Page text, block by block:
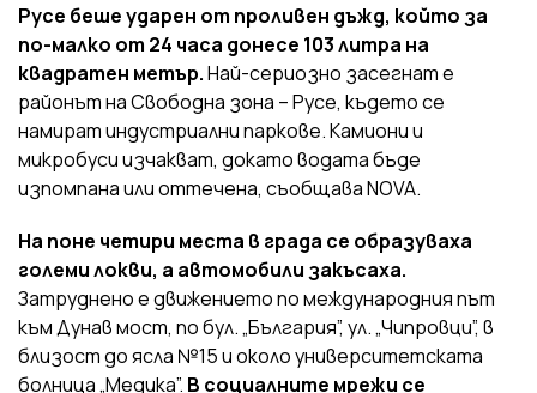
Русе беше ударен от проливен дъжд, който за
по-малко от 24 часа донесе 103 литра на
квадратен метър.Най-сериозно засегнат е
районът на Свободна зона – Русе, където се
намират индустриални паркове. Камиони и
микробуси изчакват, докато водата бъде
изпомпана или оттечена, съобщава NOVA.
На поне четири места в града се образуваха
големи локви, а автомобили закъсаха.
Затруднено е движението по международния път
към Дунав мост, по бул. „България”, ул. „Чипровци”, в
близост до ясла №15 и около университетската
болница „Медика”. В социалните мрежи се